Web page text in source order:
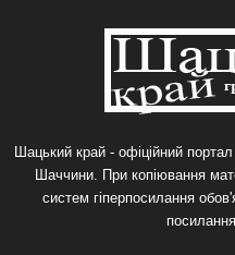
Шацький край - офіційний
Шаччини. При копіювання
систем гіперпосилання